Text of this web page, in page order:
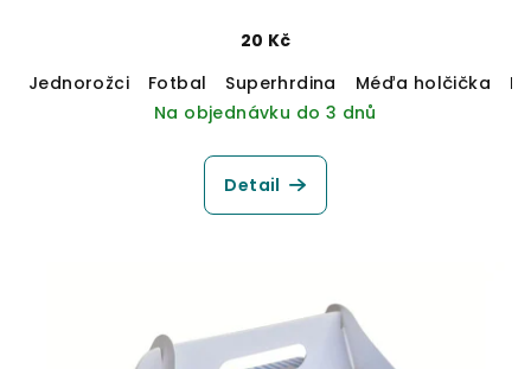
20 Kč
Jednorožci
Fotbal Superhrdina Méďa holčička
Na objednávku do 3 dnů
Detail